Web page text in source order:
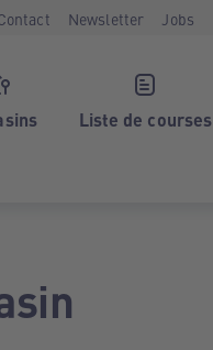
Newsletter Jobs
Liste de courses